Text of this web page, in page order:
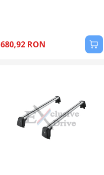
680,92 RON